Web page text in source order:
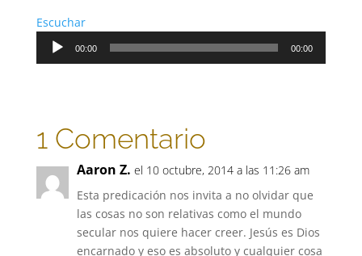
Escuchar
Reproductor
00:00 00:00
1 Comentario
Aaron Z. el 10 octubre, 2014 a las 11:26 am
Esta predicación nos invita a no olvidar que
las cosas no son relativas como el mundo
secular nos quiere hacer creer. Jesús es Dios
encarnado y eso es absoluto y cualquier cosa